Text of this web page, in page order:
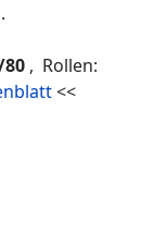
80 , Rollen:
<<